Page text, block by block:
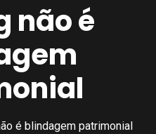
não é
é blindagem patrimonial